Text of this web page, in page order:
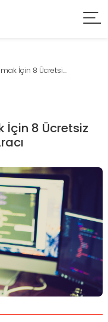
İçin 8 Ücretsi...
İçin 8 Ücretsiz